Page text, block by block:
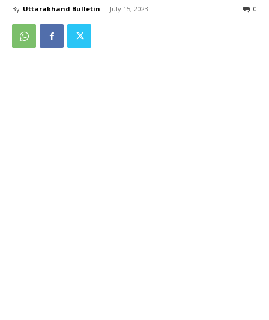
By Uttarakhand Bulletin - July 15, 2023 0